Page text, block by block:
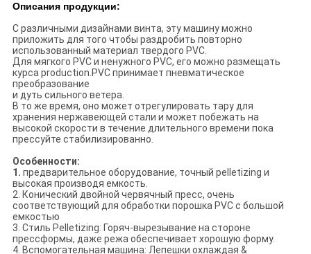
Описания продукции:
С различными дизайнами винта, эту машину можно
приложить для того чтобы раздробить повторно
использованный материал твердого PVC.
Для мягкого PVC и ненужного PVC, его можно размещать
курса production.PVC принимает пневматическое
преобразование
и дуть сильного ветера.
В то же время, оно может отрегулировать тару для
хранения нержавеющей стали и может побежать на
высокой скорости в течение длительного времени пока
прессуйте стабилизированно.
Особенности:
1. предварительное оборудование, точный pelletizing и
высокая производя емкость.
2. Конический двойной червячный пресс, очень
соответствующий для обработки порошка PVC с большой
емкостью
3. Стиль Pelletizing: Горяч-вырезывание на стороне
прессформы, даже режа обеспечивает хорошую форму.
4. Вспомогательная машина: Лепешки охлаждая &